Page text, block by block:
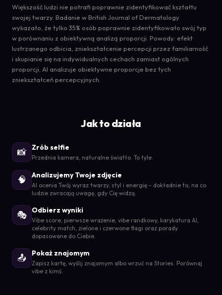
Większość ludzi nie potrafi poprawnie zidentyfikować kształtu
swojej twarzy. Badanie w British Journal of Dermatology
wykazało, że tylko 35% osób poprawnie zidentyfikowało swój typ
w porównaniu z obiektywną analizą proporcji. Powody: efekt
lustrzanego odbicia, zniekształcenie percepcji przez familiarność
i skupianie się na indywidualnych cechach zamiast ogólnych
proporcji. AI analizuje obiektywne proporcje bez tych
zniekształceń percepcyjnych.
Jak to działa
📸 Zrób selfie
Przednia kamera, naturalne światło. To tyle.
🧠 Analizujemy Twoje zdjęcie
AI ocenia Twój wyraz twarzy, styl i energię - dokładnie to, na co
ludzie zwracają uwagę, gdy Cię widzą.
🎭 Odbierz wyniki
Vibe score, pierwsze wrażenie, vibe randkowy, karykatura AI,
celebrity match, zielone i czerwone flagi oraz porady
dopasowane do Ciebie.
📤 Pokaż znajomym
Zapisz kartę, wyślij znajomym albo wrzuć na Stories. Porównaj
vibe z kimś.